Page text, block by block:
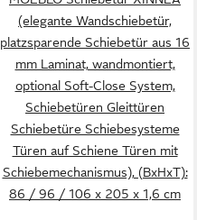
(elegante Wandschiebetür,
platzsparende Schiebetür aus 16
mm Laminat, wandmontiert,
optional Soft-Close System,
Schiebetüren Gleittüren
Schiebetüre Schiebesysteme
Türen auf Schiene Türen mit
Schiebemechanismus), (BxHxT):
86 / 96 / 106 x 205 x 1,6 cm